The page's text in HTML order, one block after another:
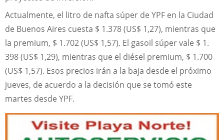
Actualmente, el litro de nafta súper de YPF en la Ciudad
de Buenos Aires cuesta $ 1.378 (US$ 1,27), mientras que
la premium, $ 1.702 (US$ 1,57). El gasoil súper vale $ 1.
398 (US$ 1,29), mientras que el diésel premium, $ 1.700
(US$ 1,57). Esos precios irán a la baja desde el próximo
jueves, de acuerdo a la decisión que se tomó este
martes desde YPF.